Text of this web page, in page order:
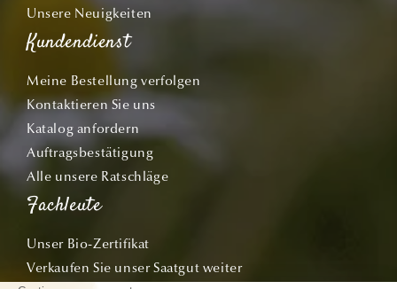
Unsere Neuigkeiten
Kundendienst
Meine Bestellung verfolgen
Kontaktieren Sie uns
Katalog anfordern
Auftragsbestätigung
Alle unsere Ratschläge
Fachleute
Unser Bio-Zertifikat
Verkaufen Sie unser Saatgut weiter